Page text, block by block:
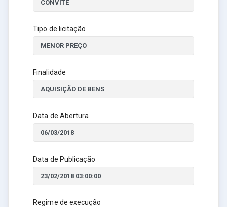
Tipo de licitação
Finalidade
Data de Abertura
Data de Publicação
Regime de execução